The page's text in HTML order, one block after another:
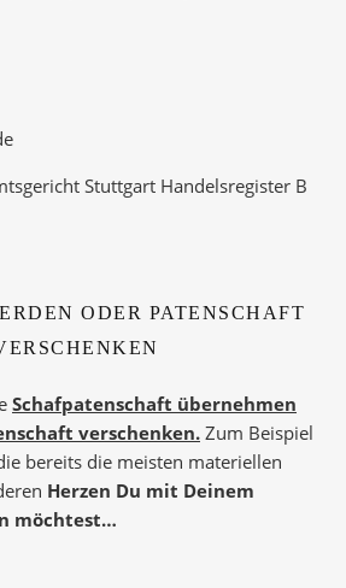
Stuttgart Handelsregister B
ODER PATENSCHAFT
Schafpatenschaft übernehmen
verschenken. Zum Beispiel
bereits die meisten materiellen
Herzen Du mit Deinem
möchtest…